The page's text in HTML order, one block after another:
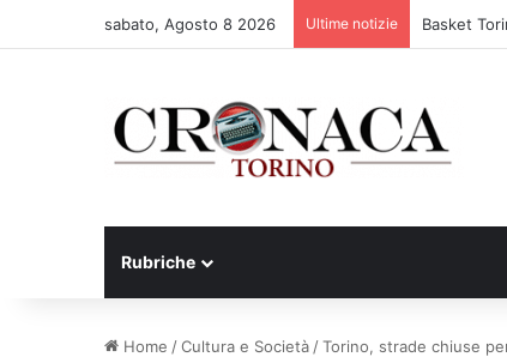
sabato, Agosto 8 2026 Ultime notizie 75 anni di
Rubriche
Home /Cultura e Società /Torino, strade chiuse